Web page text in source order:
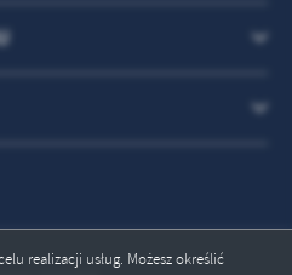
realizacji usług. Możesz określić